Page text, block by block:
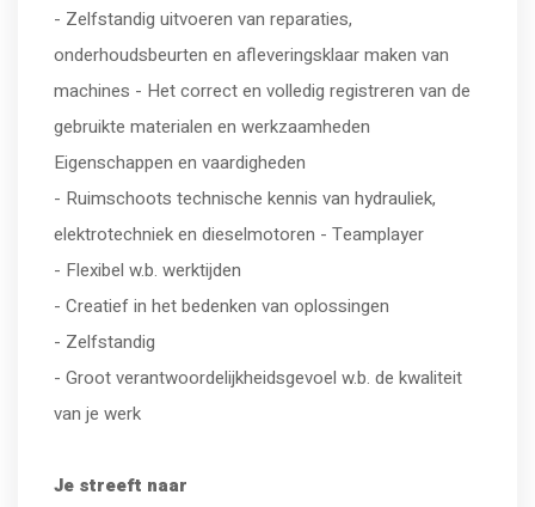
- Zelfstandig uitvoeren van reparaties,
onderhoudsbeurten en afleveringsklaar maken van
machines - Het correct en volledig registreren van de
gebruikte materialen en werkzaamheden
Eigenschappen en vaardigheden
- Ruimschoots technische kennis van hydrauliek,
elektrotechniek en dieselmotoren - Teamplayer
- Flexibel w.b. werktijden
- Creatief in het bedenken van oplossingen
- Zelfstandig
- Groot verantwoordelijkheidsgevoel w.b. de kwaliteit
van je werk
Je streeft naar